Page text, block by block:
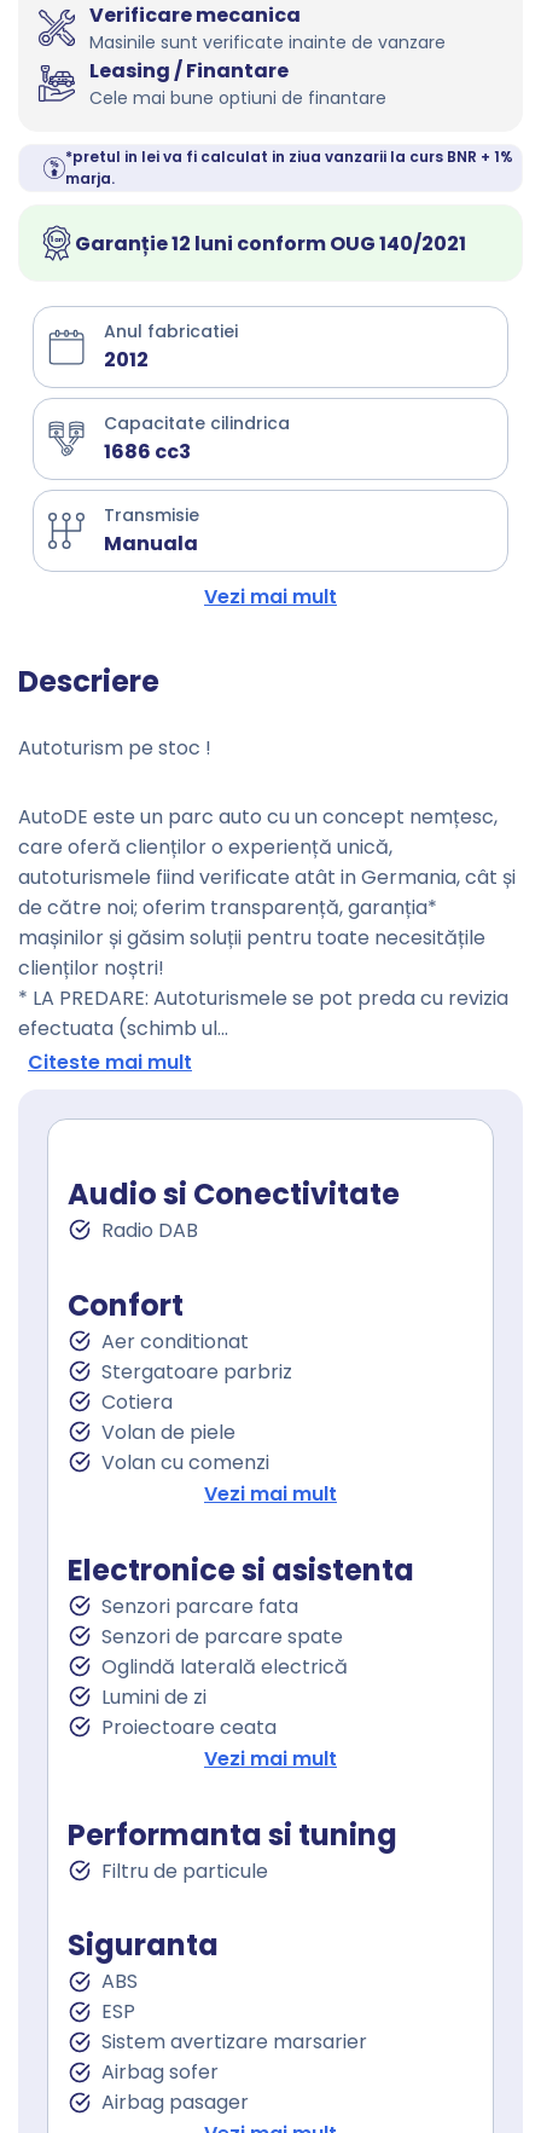
Verificare mecanica
Masinile sunt verificate inainte de vanzare
Leasing / Finantare
Cele mai bune optiuni de finantare
*pretul in lei va fi calculat in ziua vanzarii la curs BNR + 1%
marja.
Garanție 12 luni conform OUG 140/2021
Anul fabricatiei
2012
Capacitate cilindrica
1686 cc3
Transmisie
Manuala
Vezi mai mult
Descriere
Autoturism pe stoc !
AutoDE este un parc auto cu un concept nemțesc,
care oferă clienților o experiență unică,
autoturismele fiind verificate atât in Germania, cât și
de către noi; oferim transparență, garanția*
mașinilor și găsim soluții pentru toate necesitățile
clienților noștri!
* LA PREDARE: Autoturismele se pot preda cu revizia
efectuata (schimb ul...
Citeste mai mult
Audio si Conectivitate
Radio DAB
Confort
Aer conditionat
Stergatoare parbriz
Cotiera
Volan de piele
Volan cu comenzi
Senzor ploaieVezi mai mult
Electronice si asistenta
Senzori parcare fata
Senzori de parcare spate
Oglindă laterală electrică
Lumini de zi
Proiectoare ceata
Sistem Start Stop
Servodirecţie
Vezi mai mult
Performanta si tuning
Filtru de particule
Siguranta
ABS
ESP
Sistem avertizare marsarier
Airbag sofer
Airbag pasager